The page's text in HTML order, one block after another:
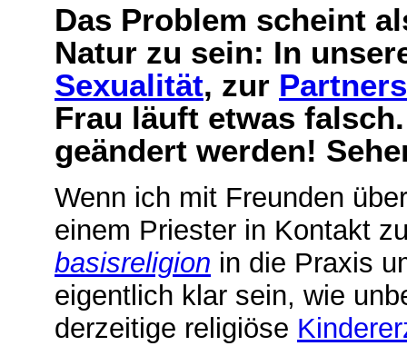
Das Problem scheint
Natur zu sein: In
Sexualität, zur
Frau läuft etwas
geändert werden!
Wenn ich mit Freunden
einem Priester in Kontakt
basisreligion in die Praxis
eigentlich klar sein, wie
derzeitige religiöse